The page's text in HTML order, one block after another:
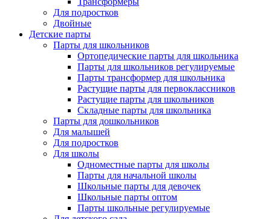
Для подростков
Двойные
Детские парты
Парты для школьников
Ортопедические парты для школьника
Парты для школьников регулируемые
Парты трансформер для школьника
Растущие парты для первоклассников
Растущие парты для школьников
Складные парты для школьника
Парты для дошкольников
Для малышей
Для подростков
Для школы
Одноместные парты для школы
Парты для начальной школы
Школьные парты для девочек
Школьные парты оптом
Парты школьные регулируемые